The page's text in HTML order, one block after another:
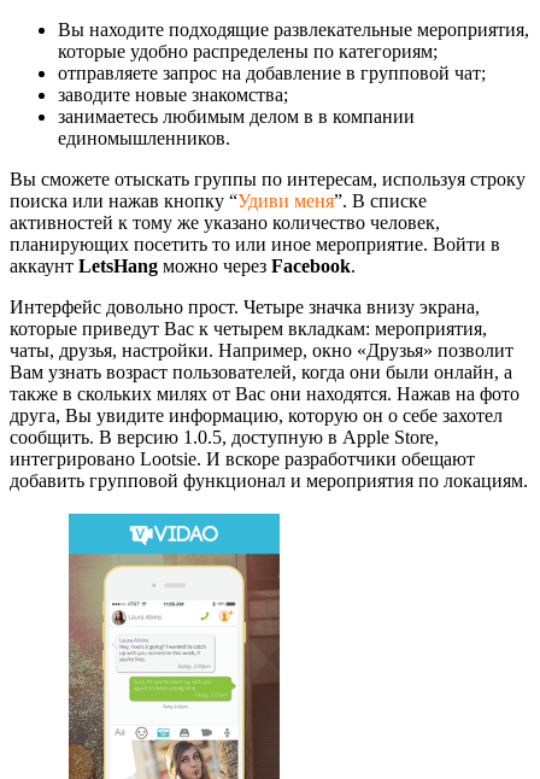
Вы находите подходящие развлекательные мероприятия,
которые удобно распределены по категориям;
отправляете запрос на добавление в групповой чат;
заводите новые знакомства;
занимаетесь любимым делом в в компании
единомышленников.
Вы сможете отыскать группы по интересам, используя строку
поиска или нажав кнопку “Удиви меня”. В списке
активностей к тому же указано количество человек,
планирующих посетить то или иное мероприятие. Войти в
аккаунт LetsHang можно через Facebook.
Интерфейс довольно прост. Четыре значка внизу экрана,
которые приведут Вас к четырем вкладкам: мероприятия,
чаты, друзья, настройки. Например, окно «Друзья» позволит
Вам узнать возраст пользователей, когда они были онлайн, а
также в скольких милях от Вас они находятся. Нажав на фото
друга, Вы увидите информацию, которую он о себе захотел
сообщить. В версию 1.0.5, доступную в Apple Store,
интегрировано Lootsie. И вскоре разработчики обещают
добавить групповой функционал и мероприятия по локациям.